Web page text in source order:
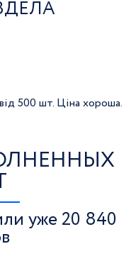
500 шт. Ціна хороша.
уже 20 840